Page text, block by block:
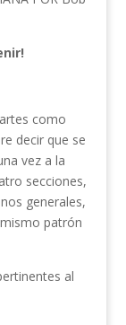
como
decir que se
vez a la
secciones,
generales,
patrón
al